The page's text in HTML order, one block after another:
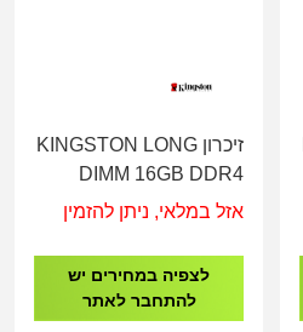
זיכרון KINGSTON LONG
DIMM 16GB DDR4
3200Mhz
אזל במלאי, ניתן להזמין
לצפיה במחירים יש
להתחבר לאתר